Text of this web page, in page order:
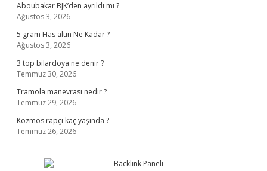
Aboubakar BJK’den ayrıldı mı ?
Ağustos 3, 2026
5 gram Has altın Ne Kadar ?
Ağustos 3, 2026
3 top bilardoya ne denir ?
Temmuz 30, 2026
Tramola manevrası nedir ?
Temmuz 29, 2026
Kozmos rapçi kaç yaşında ?
Temmuz 26, 2026